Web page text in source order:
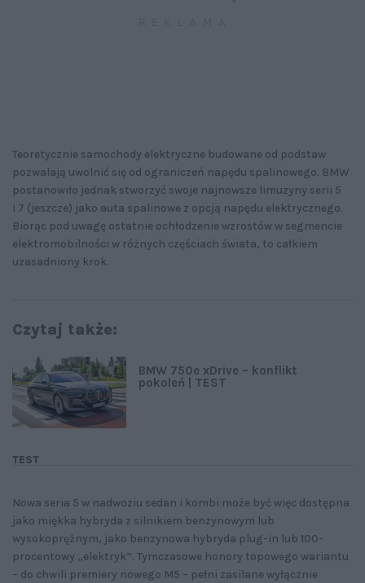
Teoretycznie samochody elektryczne budowane od podstaw
pozwalają uwolnić się od ograniczeń napędu spalinowego. BMW
postanowiło jednak stworzyć swoje najnowsze limuzyny serii 5
i 7 (jeszcze) jako auta spalinowe z opcją napędu elektrycznego.
Biorąc pod uwagę ostatnie ochłodzenie wzrostów w segmencie
elektromobilności w różnych częściach świata, to całkiem
uzasadniony krok.
Czytaj także:
TEST
BMW 750e xDrive – konflikt
pokoleń | TEST
Nowa seria 5 w nadwoziu sedan i kombi może być więc dostępna
jako miękka hybryda z silnikiem benzynowym lub
wysokoprężnym, jako benzynowa hybryda plug-in lub 100-
procentowy „elektryk”. Tymczasowe honory topowego wariantu
– do chwili premiery nowego M5 – pełni zasilane wyłącznie